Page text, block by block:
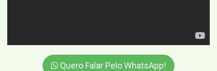
Quero Falar Pelo WhatsApp!